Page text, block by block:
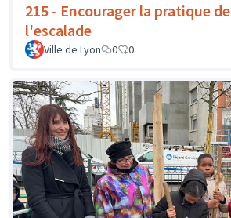
215 - Encourager la pratique de
l'escalade
Ville de Lyon 0 0